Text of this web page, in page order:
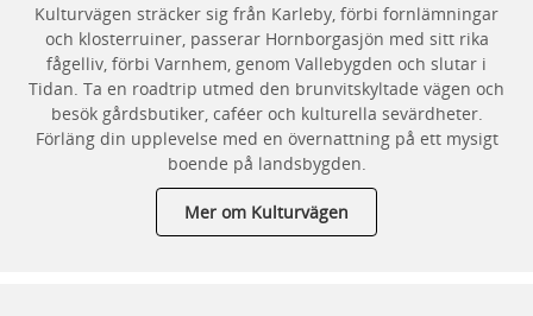
Kulturvägen sträcker sig från Karleby, förbi fornlämningar
och klosterruiner, passerar Hornborgasjön med sitt rika
fågelliv, förbi Varnhem, genom Vallebygden och slutar i
Tidan. Ta en roadtrip utmed den brunvitskyltade vägen och
besök gårdsbutiker, caféer och kulturella sevärdheter.
Förläng din upplevelse med en övernattning på ett mysigt
boende på landsbygden.
Mer om Kulturvägen